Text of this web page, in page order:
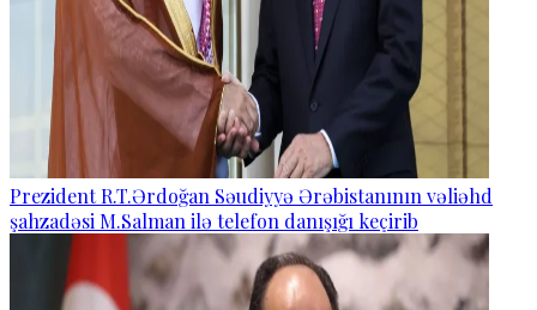
Prezident R.T.Ərdoğan Səudiyyə Ərəbistanının vəliəhd
şahzadəsi M.Salman ilə telefon danışığı keçirib